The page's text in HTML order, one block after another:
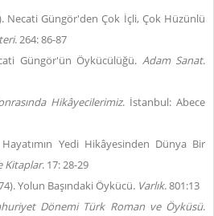
Necati Güngör'den Çok İçli, Çok Hüzünlü
. 264: 86-87
Güngör'ün Öykücülüğü. Adam Sanat.
Hikâyecilerimiz. İstanbul: Abece
Yedi Hikâyesinden Dünya Bir
Kitaplar. 17: 28-29
Yolun Başındaki Öykücü. Varlık. 801:13
Dönemi Türk Roman ve Öyküsü.